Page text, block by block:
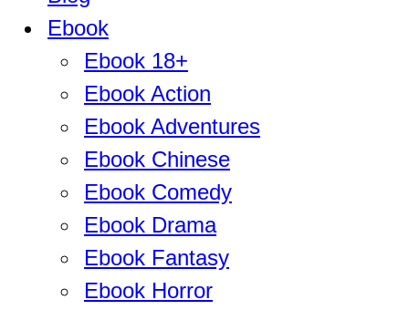
Ebook
Ebook 18+
Ebook Action
Ebook Adventures
Ebook Chinese
Ebook Comedy
Ebook Drama
Ebook Fantasy
Ebook Horror